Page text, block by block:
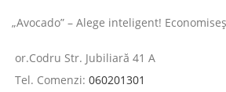
„Avocado” – Alege inteligent!
or.Codru Str. Jubiliară 41 A
Tel. Comenzi: 060201301